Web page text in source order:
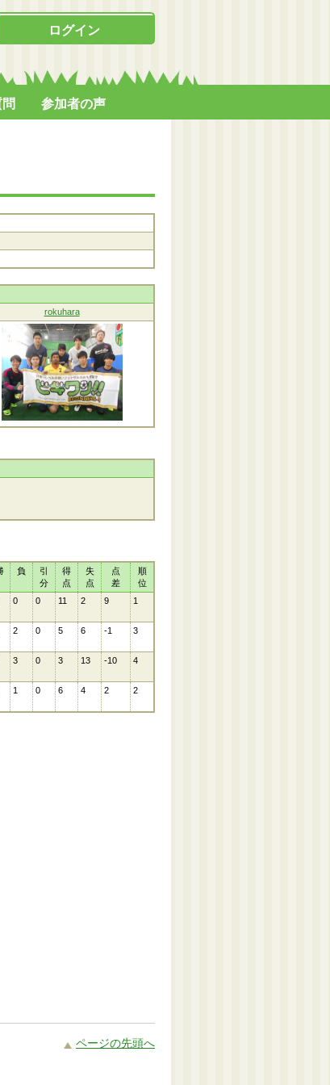
ログイン
参加者の声
rokuhara
負
引
分
得
点
失
点
点
差
順
位
0 0 11 2 9 1
2 0 5 6 -1 3
3 0 3 13 -10 4
1 0 6 4 2 2
ページの先頭へ